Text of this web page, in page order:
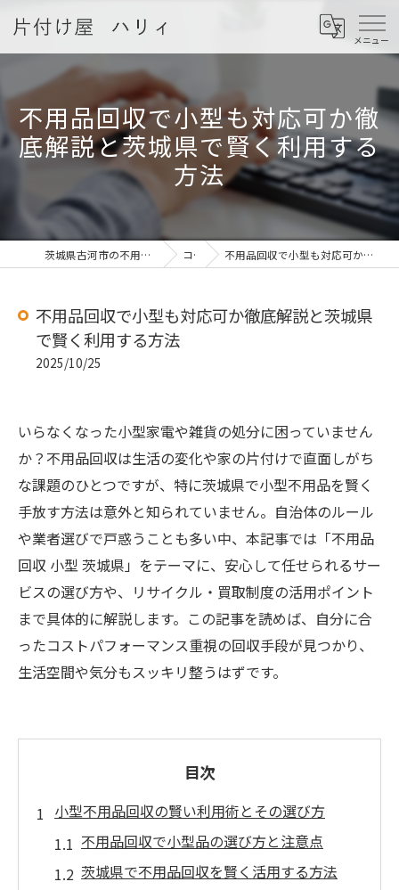
不用品回収で小型も対応可か徹
底解説と茨城県で賢く利用する
方法
茨城県古河市の不用品回収なら片付け屋 ハリィ コラム 不用品回収で小型も対応可か徹底解説と茨城県で賢く利用する方法
不用品回収で小型も対応可か徹底解説と茨城県
で賢く利用する方法
2025/10/25
いらなくなった小型家電や雑貨の処分に困っていません
か？不用品回収は生活の変化や家の片付けで直面しがち
な課題のひとつですが、特に茨城県で小型不用品を賢く
手放す方法は意外と知られていません。自治体のルール
や業者選びで戸惑うことも多い中、本記事では「不用品
回収 小型 茨城県」をテーマに、安心して任せられるサー
ビスの選び方や、リサイクル・買取制度の活用ポイント
まで具体的に解説します。この記事を読めば、自分に合
ったコストパフォーマンス重視の回収手段が見つかり、
生活空間や気分もスッキリ整うはずです。
目次
小型不用品回収の賢い利用術とその選び方
不用品回収で小型品の選び方と注意点
茨城県で不用品回収を賢く活用する方法